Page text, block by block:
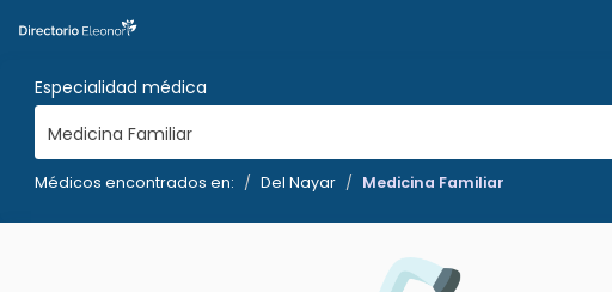
Especialidad médica
Medicina Familiar
Médicos encontrados en: Del Nayar Medicina Familiar